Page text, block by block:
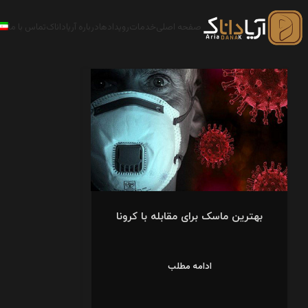
صفحه اصلی خدمات رویدادها درباره آریاداناکتماس با ما
بهترین ماسک برای مقابله با کرونا
ادامه مطلب